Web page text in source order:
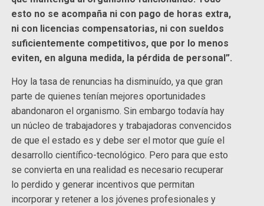
esto no se acompaña ni con pago de horas extra,
ni con licencias compensatorias, ni con sueldos
suficientemente competitivos, que por lo menos
eviten, en alguna medida, la pérdida de personal”.
Hoy la tasa de renuncias ha disminuído, ya que gran
parte de quienes tenían mejores oportunidades
abandonaron el organismo. Sin embargo todavía hay
un núcleo de trabajadores y trabajadoras convencidos
de que el estado es y debe ser el motor que guíe el
desarrollo científico-tecnológico. Pero para que esto
se convierta en una realidad es necesario recuperar
lo perdido y generar incentivos que permitan
incorporar y retener a los jóvenes profesionales y